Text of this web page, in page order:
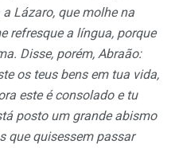
Lázaro, que molhe na
refresque a língua, porque
Disse, porém, Abraão:
os teus bens em tua vida,
este é consolado e tu
posto um grande abismo
que quisessem passar